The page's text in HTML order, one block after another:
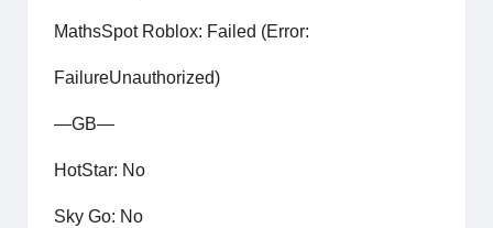
MathsSpot Roblox: Failed (Error:
FailureUnauthorized)
—GB—
HotStar: No
Sky Go: No